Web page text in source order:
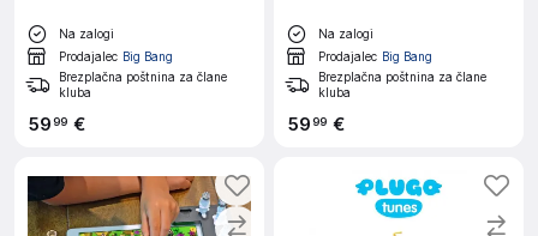
Na zalogi
Prodajalec Big Bang
Brezplačna poštnina za člane
kluba
5999 €
Na zalogi
Prodajalec Big Bang
Brezplačna poštnina za člane
kluba
5999 €